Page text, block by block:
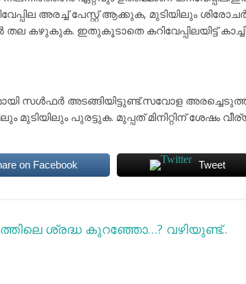
അരച്ച് പേസ്റ്റ് ആക്കുക, മുടിയിലും
കഴുകുക. ഇതുകൂടാതെ കറിവേപ്പിലയിട്ട്
സൾഫർ അടങ്ങിയിട്ടുണ്ട്.സവോള അരച്ചെടുത്ത്
മുടിയിലും പുരട്ടുക. മുപ്പത് മിനിറ്റിന് ശേഷം
on Facebook Tweet
ശ്രദ്ധ കുറഞ്ഞോ…? വഴിയുണ്ട്..